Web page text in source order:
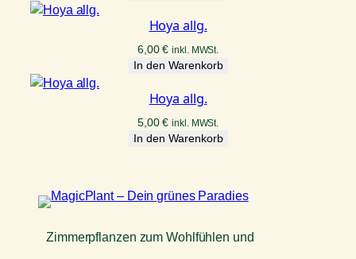
Hoya allg.
6,00€ inkl. MWSt.
In den Warenkorb
Hoya allg.
5,00€ inkl. MWSt.
In den Warenkorb
Zimmerpflanzen zum Wohlfühlen und